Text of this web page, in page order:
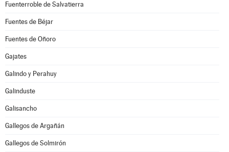
Fuenterroble de Salvatierra
Fuentes de Béjar
Fuentes de Oñoro
Gajates
Galindo y Perahuy
Galinduste
Galisancho
Gallegos de Argañán
Gallegos de Solmirón